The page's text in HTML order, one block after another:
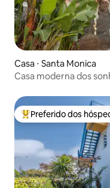
Casa ⋅ Santa Monica
Casa moderna dos
Entre os melhores
Preferido dos